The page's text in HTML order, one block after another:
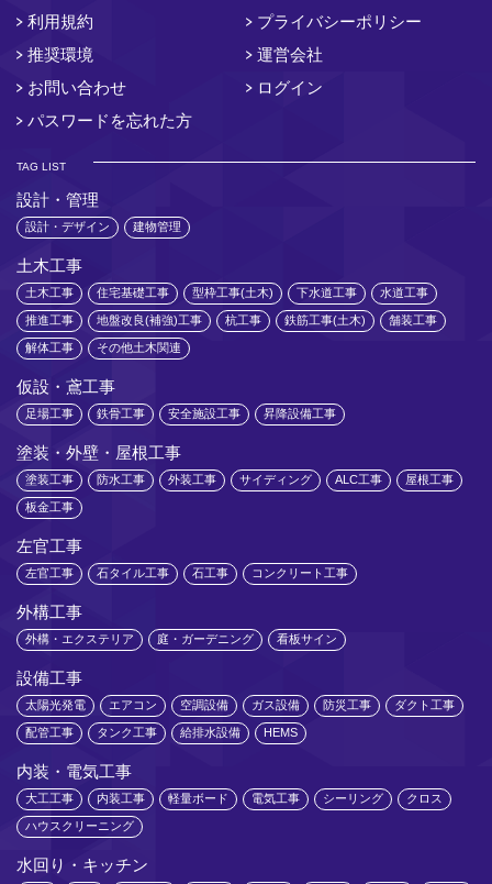
利用規約
プライバシーポリシー
推奨環境
運営会社
お問い合わせ
ログイン
パスワードを忘れた方
TAG LIST
設計・管理
設計・デザイン 建物管理
土木工事
土木工事 住宅基礎工事 型枠工事(土木) 下水道工事 水道工事
推進工事 地盤改良(補強)工事 杭工事 鉄筋工事(土木) 舗装工事
解体工事 その他土木関連
仮設・鳶工事
足場工事 鉄骨工事 安全施設工事 昇降設備工事
塗装・外壁・屋根工事
塗装工事 防水工事 外装工事 サイディング ALC工事 屋根工事
板金工事
左官工事
左官工事 石タイル工事 石工事 コンクリート工事
外構工事
外構・エクステリア 庭・ガーデニング 看板サイン
設備工事
太陽光発電 エアコン 空調設備 ガス設備 防災工事 ダクト工事
配管工事 タンク工事 給排水設備 HEMS
内装・電気工事
大工工事 内装工事 軽量ボード 電気工事 シーリング クロス
ハウスクリーニング
水回り・キッチン